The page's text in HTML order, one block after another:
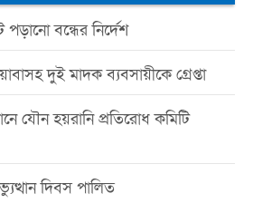
বন্ধের নির্দেশ
দুই মাদক ব্যবসায়ীকে গ্রেপ্তা
যৌন হয়রানি প্রতিরোধ কমিটি
দিবস পালিত